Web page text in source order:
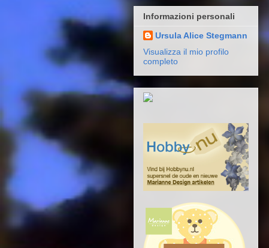
Informazioni personali
Ursula Alice Stegmann
Visualizza il mio profilo
completo